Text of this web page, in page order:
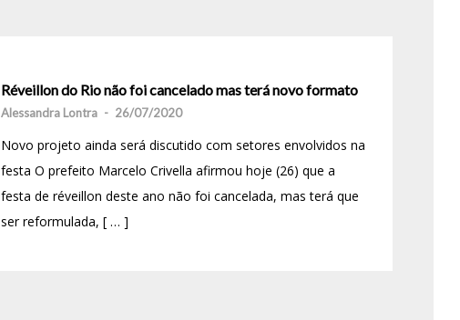
Réveillon do Rio não foi cancelado mas terá novo formato
Alessandra Lontra - 26/07/2020
Novo projeto ainda será discutido com setores envolvidos na
festa O prefeito Marcelo Crivella afirmou hoje (26) que a
festa de réveillon deste ano não foi cancelada, mas terá que
ser reformulada, [ … ]